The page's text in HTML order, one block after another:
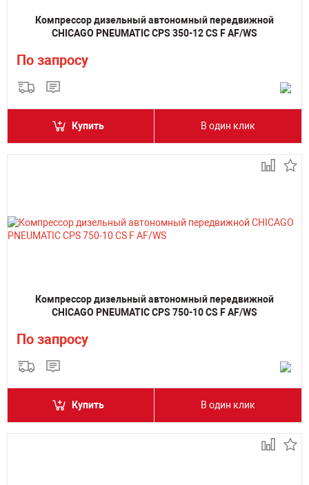
Компрессор дизельный автономный передвижной
CHICAGO PNEUMATIC CPS 350-12 CS F AF/WS
По запросу
Купить В один клик
Компрессор дизельный автономный передвижной
CHICAGO PNEUMATIC CPS 750-10 CS F AF/WS
По запросу
Купить В один клик